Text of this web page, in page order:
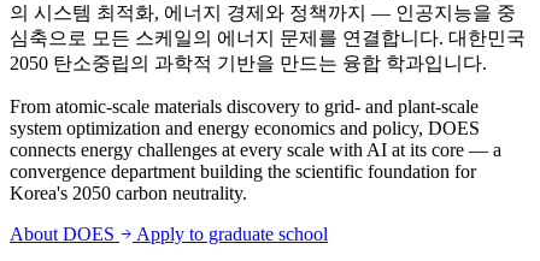
의 시스템 최적화, 에너지 경제와 정책까지 — 인공지능을 중
심축으로 모든 스케일의 에너지 문제를 연결합니다. 대한민국
2050 탄소중립의 과학적 기반을 만드는 융합 학과입니다.
From atomic-scale materials discovery to grid- and plant-scale
system optimization and energy economics and policy, DOES
connects energy challenges at every scale with AI at its core — a
convergence department building the scientific foundation for
Korea's 2050 carbon neutrality.
About DOES
Apply to graduate school